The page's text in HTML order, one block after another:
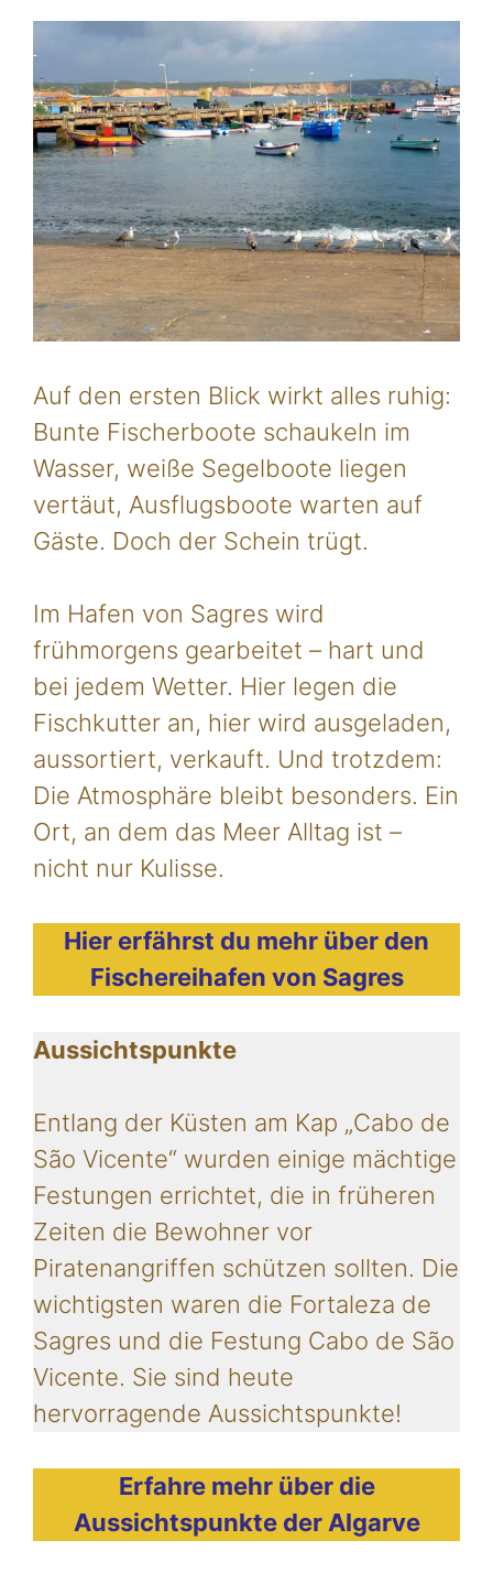
Auf den ersten Blick wirkt alles ruhig:
Bunte Fischerboote schaukeln im
Wasser, weiße Segelboote liegen
vertäut, Ausflugsboote warten auf
Gäste. Doch der Schein trügt.
Im Hafen von Sagres wird
frühmorgens gearbeitet – hart und
bei jedem Wetter. Hier legen die
Fischkutter an, hier wird ausgeladen,
aussortiert, verkauft. Und trotzdem:
Die Atmosphäre bleibt besonders. Ein
Ort, an dem das Meer Alltag ist –
nicht nur Kulisse.
Hier erfährst du mehr über den
Fischereihafen von Sagres
Aussichtspunkte
Entlang der Küsten am Kap „Cabo de
São Vicente“ wurden einige mächtige
Festungen errichtet, die in früheren
Zeiten die Bewohner vor
Piratenangriffen schützen sollten. Die
wichtigsten waren die Fortaleza de
Sagres und die Festung Cabo de São
Vicente. Sie sind heute
hervorragende Aussichtspunkte!
Erfahre mehr über die
Aussichtspunkte der Algarve